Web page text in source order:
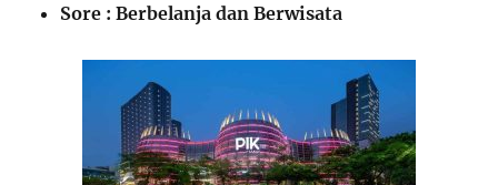
Sore : Berbelanja dan Berwisata